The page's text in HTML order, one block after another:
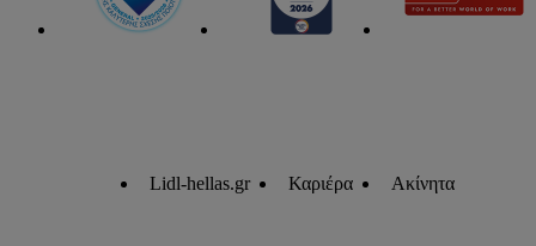
Lidl-hellas.gr Καριέρα Ακίνητα